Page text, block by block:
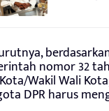
nomor 32
Wakil Wali
DPR harus